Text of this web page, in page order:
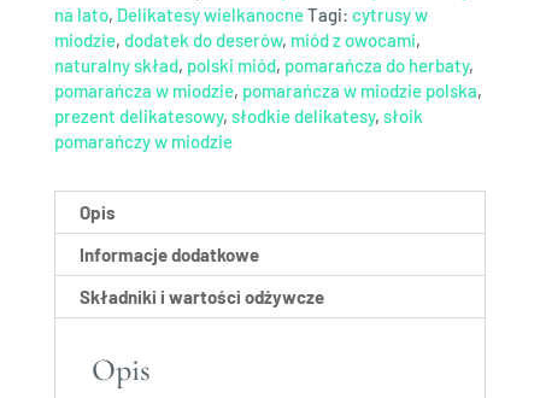
na lato, Delikatesy wielkanocneTagi: cytrusy w
miodzie, dodatek do deserów, miód z owocami,
naturalny skład, polski miód, pomarańcza do herbaty,
pomarańcza w miodzie, pomarańcza w miodzie polska,
prezent delikatesowy, słodkie delikatesy, słoik
pomarańczy w miodzie
Opis
Informacje dodatkowe
Składniki i wartości odżywcze
Opis